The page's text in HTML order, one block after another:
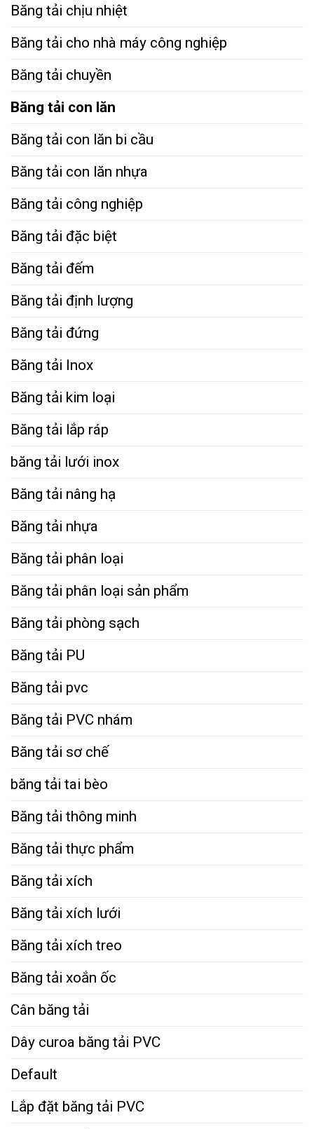
Băng tải chịu nhiệt
Băng tải cho nhà máy công nghiệp
Băng tải chuyền
Băng tải con lăn
Băng tải con lăn bi cầu
Băng tải con lăn nhựa
Băng tải công nghiệp
Băng tải đặc biệt
Băng tải đếm
Băng tải định lượng
Băng tải đứng
Băng tải Inox
Băng tải kim loại
Băng tải lắp ráp
băng tải lưới inox
Băng tải nâng hạ
Băng tải nhựa
Băng tải phân loại
Băng tải phân loại sản phẩm
Băng tải phòng sạch
Băng tải PU
Băng tải pvc
Băng tải PVC nhám
Băng tải sơ chế
băng tải tai bèo
Băng tải thông minh
Băng tải thực phẩm
Băng tải xích
Băng tải xích lưới
Băng tải xích treo
Băng tải xoắn ốc
Cân băng tải
Dây curoa băng tải PVC
Default
Lắp đặt băng tải PVC